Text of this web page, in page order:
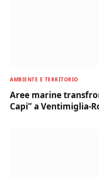
AMBIENTE E TERRITORIO
Aree marine
Capi” a Ventimiglia-